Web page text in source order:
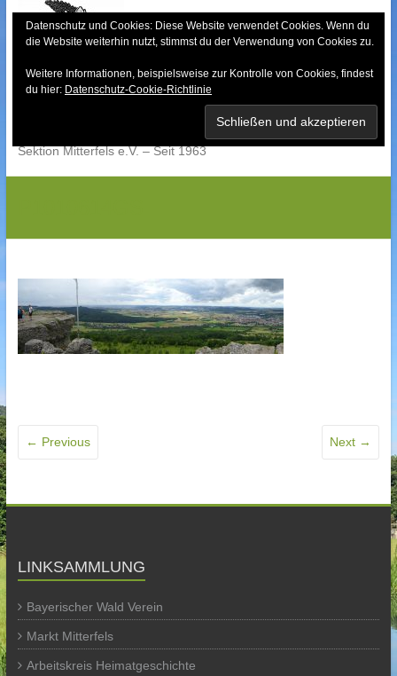
content
Bayerischer Wald-
Sektion Mitterfels e.V. – Seit 1963
← Previous Next →
LINKSAMMLUNG
Bayerischer Wald Verein
Markt Mitterfels
Arbeitskreis Heimatgeschichte
Datenschutz und Cookies: Diese Website verwendet Cookies. Wenn du
die Website weiterhin nutzt, stimmst du der Verwendung von Cookies zu.
Weitere Informationen, beispielsweise zur Kontrolle von Cookies, findest
du hier: Datenschutz-Cookie-Richtlinie